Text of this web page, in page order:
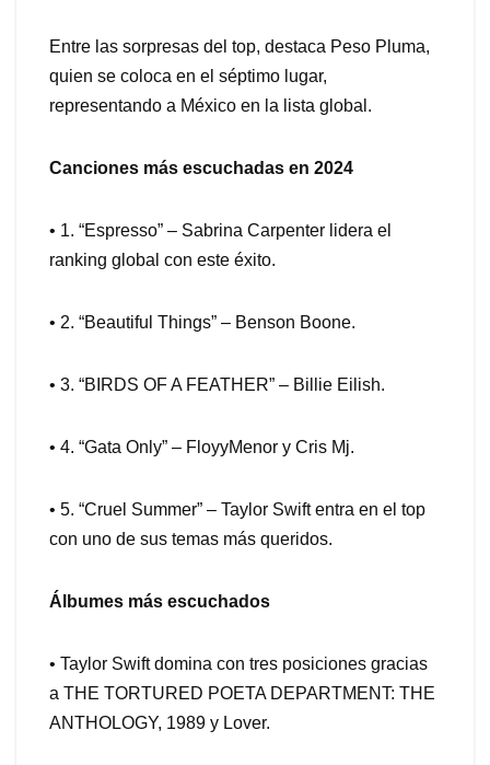
Entre las sorpresas del top, destaca Peso Pluma,
quien se coloca en el séptimo lugar,
representando a México en la lista global.
Canciones más escuchadas en 2024
• 1. “Espresso” – Sabrina Carpenter lidera el
ranking global con este éxito.
• 2. “Beautiful Things” – Benson Boone.
• 3. “BIRDS OF A FEATHER” – Billie Eilish.
• 4. “Gata Only” – FloyyMenor y Cris Mj.
• 5. “Cruel Summer” – Taylor Swift entra en el top
con uno de sus temas más queridos.
Álbumes más escuchados
• Taylor Swift domina con tres posiciones gracias
a THE TORTURED POETA DEPARTMENT: THE
ANTHOLOGY, 1989 y Lover.